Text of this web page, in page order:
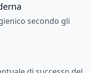
secondo gli